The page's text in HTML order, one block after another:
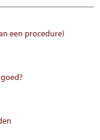
een procedure)